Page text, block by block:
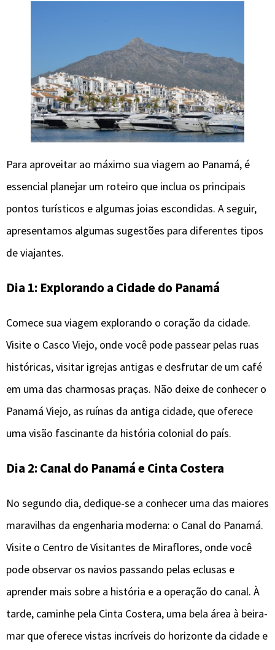
Para aproveitar ao máximo sua viagem ao Panamá, é
essencial planejar um roteiro que inclua os principais
pontos turísticos e algumas joias escondidas. A seguir,
apresentamos algumas sugestões para diferentes tipos
de viajantes.
Dia 1: Explorando a Cidade do Panamá
Comece sua viagem explorando o coração da cidade.
Visite o Casco Viejo, onde você pode passear pelas ruas
históricas, visitar igrejas antigas e desfrutar de um café
em uma das charmosas praças. Não deixe de conhecer o
Panamá Viejo, as ruínas da antiga cidade, que oferece
uma visão fascinante da história colonial do país.
Dia 2: Canal do Panamá e Cinta Costera
No segundo dia, dedique-se a conhecer uma das maiores
maravilhas da engenharia moderna: o Canal do Panamá.
Visite o Centro de Visitantes de Miraflores, onde você
pode observar os navios passando pelas eclusas e
aprender mais sobre a história e a operação do canal. À
tarde, caminhe pela Cinta Costera, uma bela área à beira-
mar que oferece vistas incríveis do horizonte da cidade e